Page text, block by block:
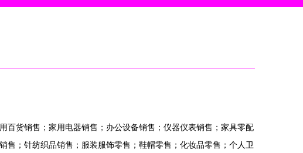
百货销售；家用电器销售；办公设备销售；仪器仪表销售；家具零配
售；针纺织品销售；服装服饰零售；鞋帽零售；化妆品零售；个人卫